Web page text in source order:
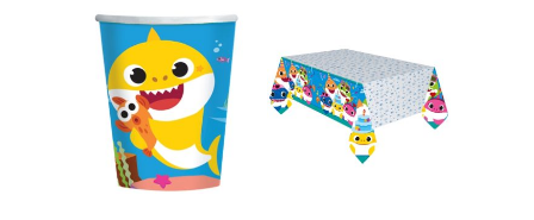
250,00RSD 600,00RSD